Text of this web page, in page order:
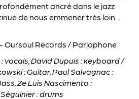
ancré dans le jazz
de nous emmener très loin…
Oursoul Records / Parlophone
vocals, David Dupuis : keyboard /
: Guitar, Paul Salvagnac :
Ze Luis Nascimento :
: drums